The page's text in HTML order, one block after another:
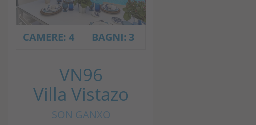
CAMERE: 4 BAGNI: 3
VN96
Villa Vistazo
SON GANXO